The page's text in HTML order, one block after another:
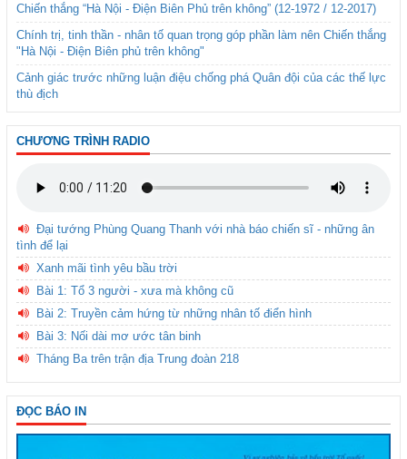
Chiến thắng “Hà Nội - Điện Biên Phủ trên không” (12-1972 / 12-2017)
Chính trị, tinh thần - nhân tố quan trọng góp phần làm nên Chiến thắng
"Hà Nội - Điện Biên phủ trên không"
Cảnh giác trước những luận điệu chống phá Quân đội của các thế lực
thù địch
CHƯƠNG TRÌNH RADIO
Đại tướng Phùng Quang Thanh với nhà báo chiến sĩ - những ân
tình để lại
Xanh mãi tình yêu bầu trời
Bài 1: Tổ 3 người - xưa mà không cũ
Bài 2: Truyền cảm hứng từ những nhân tố điển hình
Bài 3: Nối dài mơ ước tân binh
Tháng Ba trên trận địa Trung đoàn 218
ĐỌC BÁO IN